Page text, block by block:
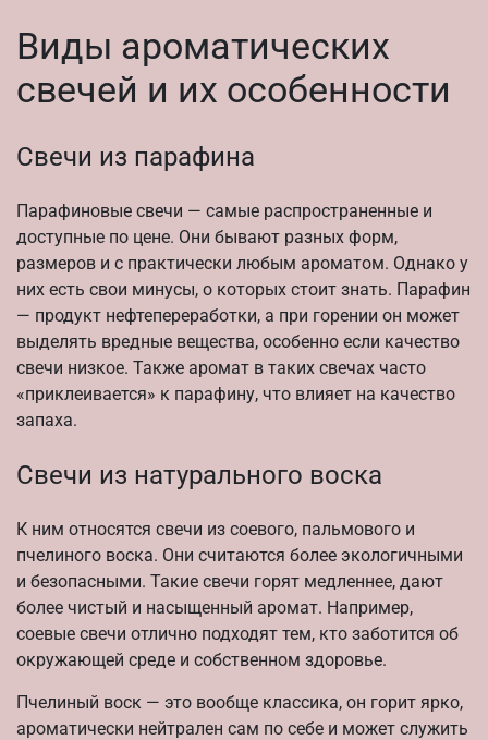
Виды ароматических
свечей и их особенности
Свечи из парафина
Парафиновые свечи — самые распространенные и
доступные по цене. Они бывают разных форм,
размеров и с практически любым ароматом. Однако у
них есть свои минусы, о которых стоит знать. Парафин
— продукт нефтепереработки, а при горении он может
выделять вредные вещества, особенно если качество
свечи низкое. Также аромат в таких свечах часто
«приклеивается» к парафину, что влияет на качество
запаха.
Свечи из натурального воска
К ним относятся свечи из соевого, пальмового и
пчелиного воска. Они считаются более экологичными
и безопасными. Такие свечи горят медленнее, дают
более чистый и насыщенный аромат. Например,
соевые свечи отлично подходят тем, кто заботится об
окружающей среде и собственном здоровье.
Пчелиный воск — это вообще классика, он горит ярко,
ароматически нейтрален сам по себе и может служить